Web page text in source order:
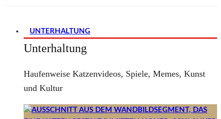
UNTERHALTUNG
Unterhaltung
Haufenweise Katzenvideos, Spiele, Memes, Kunst
und Kultur